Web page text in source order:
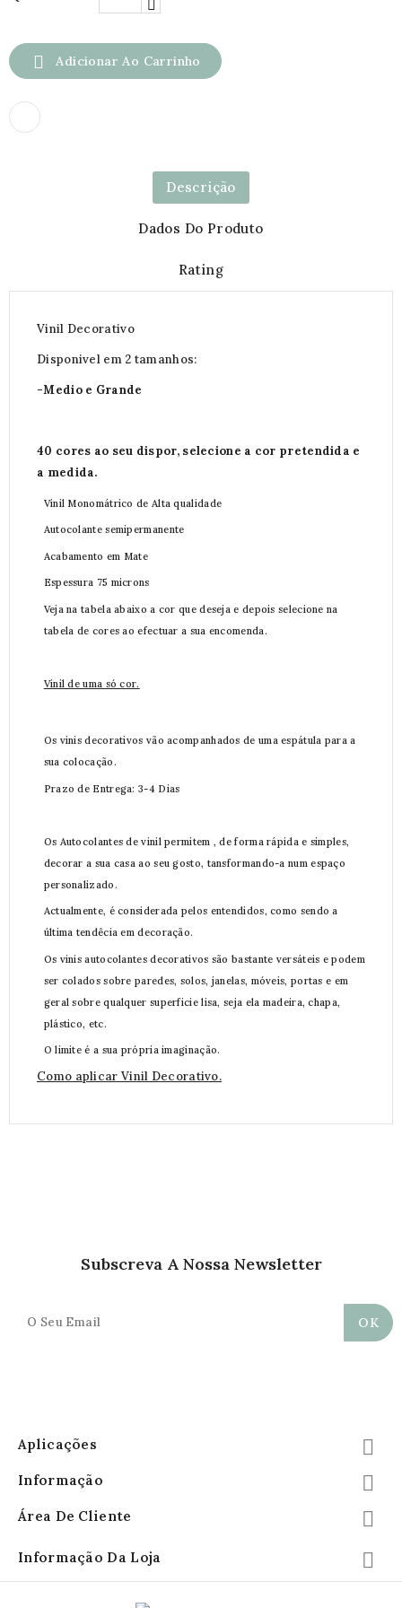
 Adicionar Ao Carrinho
Descrição
Dados Do Produto
Rating
Vinil Decorativo
Disponivel em 2 tamanhos:
-Medio e Grande
40 cores ao seu dispor, selecione a cor pretendida e
a medida.
Vinil Monomátrico de Alta qualidade
Autocolante semipermanente
Acabamento em Mate
Espessura 75 microns
Veja na tabela abaixo a cor que deseja e depois selecione na
tabela de cores ao efectuar a sua encomenda.
Vinil de uma só cor.
Os vinis decorativos vão acompanhados de uma espátula para a
sua colocação.
Prazo de Entrega: 3-4 Dias
Os Autocolantes de vinil permitem , de forma rápida e simples,
decorar a sua casa ao seu gosto, tansformando-a num espaço
personalizado.
Actualmente, é considerada pelos entendidos, como sendo a
última tendêcia em decoração.
Os vinis autocolantes decorativos são bastante versáteis e podem
ser colados sobre paredes, solos, janelas, móveis, portas e em
geral sobre qualquer superficie lisa, seja ela madeira, chapa,
plástico, etc.
O limite é a sua própria imaginação.
Como aplicar Vinil Decorativo.
Subscreva A Nossa Newsletter
Aplicações 
Informação 
Área De Cliente 
Informação Da Loja 